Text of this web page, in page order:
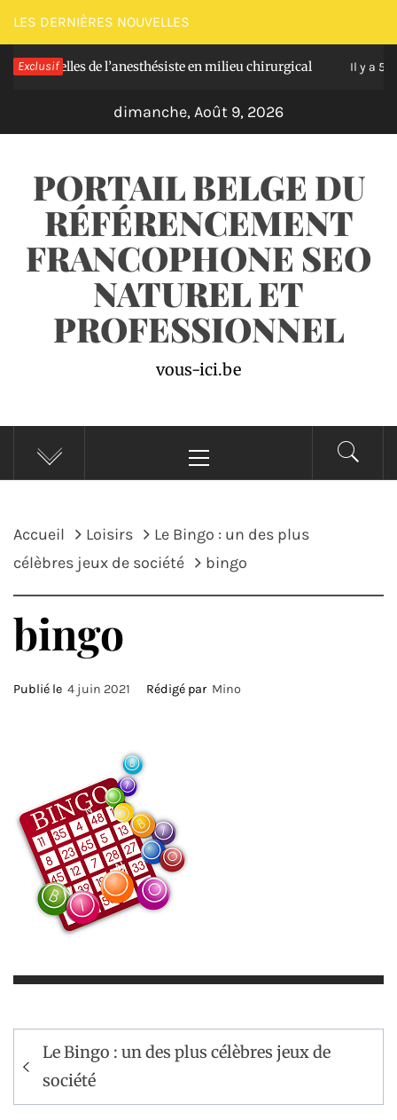
Passer
au
contenu
LES DERNIÈRES NOUVELLES
Exclusifde l’anesthésiste en milieu chirurgical Il y a 5 jours
dimanche, Août 9, 2026
PORTAIL BELGE DU
RÉFÉRENCEMENT
FRANCOPHONE SEO
NATUREL ET
PROFESSIONNEL
vous-ici.be
principal
Accueil Loisirs
Le Bingo : un des plus
célèbres jeux de société
bingo
bingo
Publié le 4 juin 2021 Rédigé par Mino
Navigation
de
l’article
Le Bingo : un des plus célèbres jeux de
société